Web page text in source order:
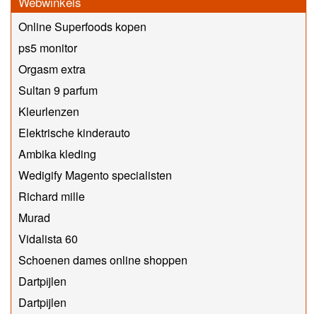
Online Superfoods kopen
ps5 monitor
Orgasm extra
Sultan 9 parfum
Kleurlenzen
Elektrische kinderauto
Ambika kleding
Wedigify Magento specialisten
Richard mille
Murad
Vidalista 60
Schoenen dames online shoppen
Dartpijlen
Dartpijlen